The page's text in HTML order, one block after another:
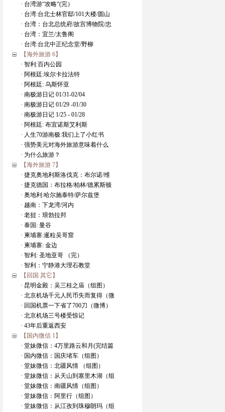
· 台湾游“攻略“(完）
· 台湾:台北士林官邸/101大楼/圆山
· 台湾：台北总统府/故宫博物院/忠
· 台湾：宜兰/太鲁阁
· 台湾:台北中正纪念堂/野柳
【海外旅游 6】
· 智利:百内公园
· 阿根廷:埃尔卡拉法特
· 阿根廷: 乌斯怀亚
· 南极游日记 01/31-02/04
· 南极游日记 01/29 -01/30
· 南极游日记 1/25 - 01/28
· 阿根廷: 布宜诺斯艾利斯
· 人生70游南极:我们上了小红书
· 强势美元对海外旅游意味着什么
· 为什么旅游？
【海外旅游 7】
· 捷克奥地利斯洛伐克：布尔诺/维
· 捷克德国：布拉格/柏林/德累斯顿
· 奥地利:哈尔施泰特/萨尔兹堡
· 越南：下龙湾/河内
· 老挝：琅勃拉邦
· 泰国: 曼谷
· 柬埔寨:暹粒吴哥窟
· 柬埔寨: 金边
· 智利: 圣地亚哥 （完）
· 智利：宁静港大理石教堂
【回国 其它】
· 昆明金殿：吴三桂之庙（组图）
· 北京机场千元人民币失而复得（微
· 回国机票一下省了700刀（微博）
· 北京机场三号楼受惊记
· 43年后重返西安
【国内微信 1】
· 堂妹微信：4万里路云和月(完结篇
· 国内微信：国庆堵车（组图）
· 堂妹微信：北疆风情 （组图）
· 堂妹微信：从天山到塞里木湖（组
· 堂妹微信：南疆风情（组图）
· 堂妹微信：阿里行（组图）
· 堂妹微信：从江孜到珠穆朗玛（组